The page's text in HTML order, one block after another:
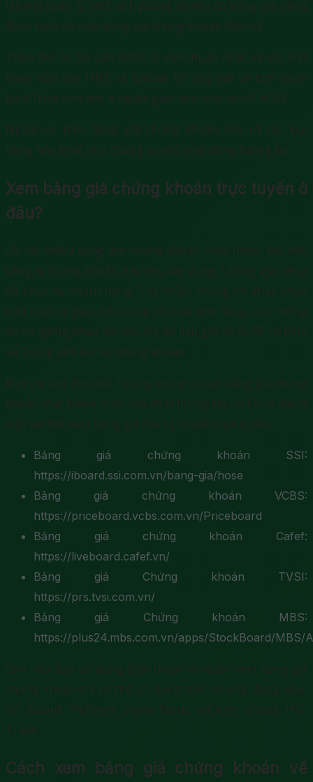
Hà Nội quản lý HNX và Upcom), và đều có bảng giá riêng
được hiển thị trên bảng giá chứng khoán điện tử.
Theo thứ tự thì sàn HOSE là sàn chuẩn nhất và lớn Việt
Nam, còn sàn HNX và Upcom thì quy mô và tính minh
bạch thấp hơn nên ít người giao dịch hơn so với HOSE.
Ngoài ra, trên bảng giá chứng khoán còn có các loại
hàng hóa khác như chứng quyền, hợp đồng tương lai…
Xem bảng giá chứng khoán trực tuyến ở
đâu?
Có rất nhiều bảng giá chứng khoán khác nhau, bởi mỗi
công ty chứng khoán hay đều xây dựng 1 bảng giá riêng
để phục vụ khách hàng. Tuy nhiên chúng chỉ khác nhau
một chút về giao diện cùng một vài tính năng, còn thông
số thì giống nhau bởi đều lấy dữ liệu gốc từ HOSE và HNX
và Trung tâm lưu ký chứng khoán.
Bạn chỉ cần theo dõi 1 bảng trong số các bảng giá chứng
khoán trực tuyến là đủ cập nhật thông tin rồi. Dưới đây là
một vài link xem bảng giá chứng khoán trực tuyến:
Bảng giá chứng khoán SSI:
https://iboard.ssi.com.vn/bang-gia/hose
Bảng giá chứng khoán VCBS:
https://priceboard.vcbs.com.vn/Priceboard
Bảng giá chứng khoán Cafef:
https://liveboard.cafef.vn/
Bảng giá Chứng khoán TVSI:
https://prs.tvsi.com.vn/
Bảng giá Chứng khoán MBS:
https://plus24.mbs.com.vn/apps/StockBoard/MBS/
Còn nếu bạn sử dụng điện thoại và muốn xem bảng giả
chứng khoán thì có thể sử dụng một số ứng dụng như:
SSI iBoard, VNDirect, Sigma Stock, vnChart, vStock, HSC
Trade…
Cách xem bảng giá chứng khoán về